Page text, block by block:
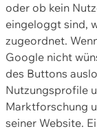
oder ob kein
eingeloggt sind,
zugeordnet.
Google nicht
des Buttons
Nutzungsprofile
Marktforschung
seiner Website.